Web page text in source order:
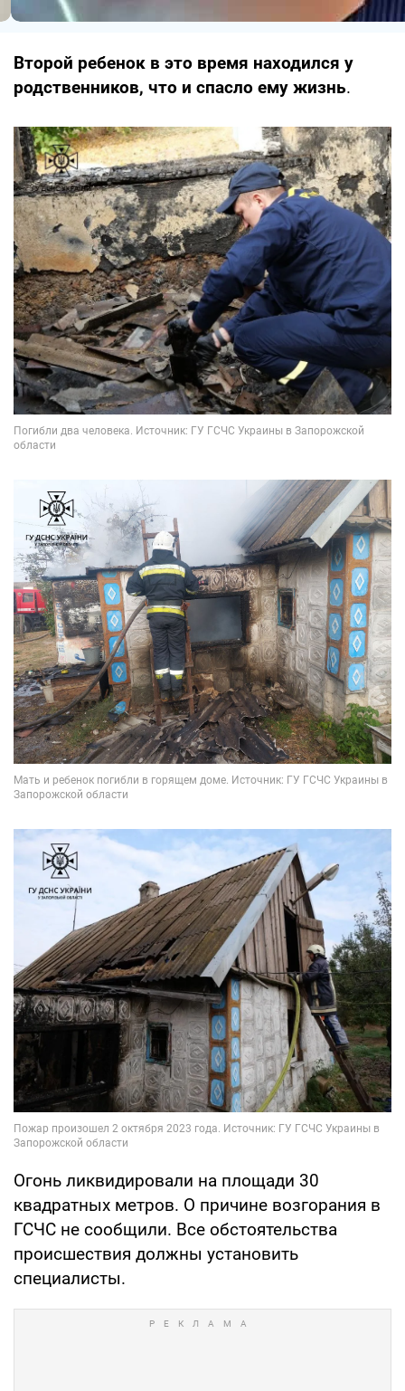
Второй ребенок в это время находился у
родственников, что и спасло ему жизнь.
Огонь ликвидировали на площади 30
квадратных метров. О причине возгорания в
ГСЧС не сообщили. Все обстоятельства
происшествия должны установить
специалисты.